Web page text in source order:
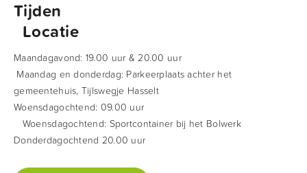
Tijden
Locatie
Maandagavond: 19.00 uur & 20.00 uur
Maandag en donderdag: Parkeerplaats achter het
gemeentehuis, Tijlswegje Hasselt
Woensdagochtend: 09.00 uur
Woensdagochtend: Sportcontainer bij het Bolwerk
Donderdagochtend 20.00 uur